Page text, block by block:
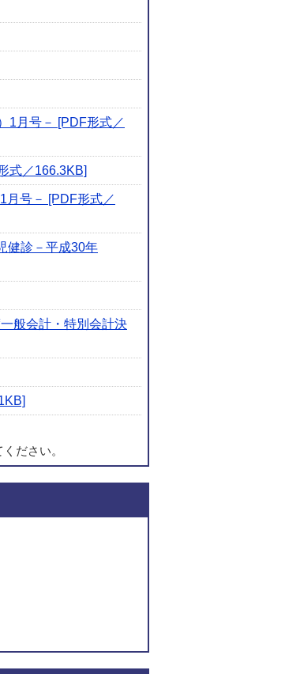
1月号－ [PDF形式／
式／166.3KB]
月号－ [PDF形式／
健診－平成30年
般会計・特別会計決
ださい。